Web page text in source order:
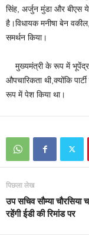
सिंह, अर्जुन मुंडा और बीएस
है।विधायक मनीषा बेन
समर्थन किया।
मुख्यमंत्री के रूप में भूपेंद्र
औपचारिकता थी,क्योंकि
रूप में पेश किया था।
पिछला लेख
उप सचिव सौम्या चौरसिया
रहेंगी ईडी की रिमांड पर